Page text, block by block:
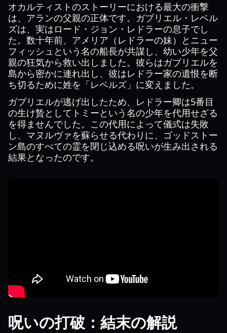
オカルティストのストーリーにおける最大の衝撃
は、アランの父親の正体です。ガブリエル・レベル
ズは、実はロード・ジョン・レドラーの息子でし
た。数十年前、アメリア（レドラーの妹）とニュー
フィッシュという名の船長が共謀し、幼い少年を父
親の狂気から救い出しました。彼らはガブリエルを
島から密かに連れ出し、彼はレドラー家の遺恨を断
ち切るために姓を「レベルズ」に変えました。
ガブリエルが逃げ出したため、レドラー卿は5番目
の生け贄としてトミーという名の少年を代用せざる
を得ませんでした。この代用によって儀式は失敗
し、マヌルヴァを蘇らせる代わりに、ゴッドストー
ン島のすべての霊を閉じ込める呪いが生み出される
結果となったのです。
呪いの打破：結末の解説